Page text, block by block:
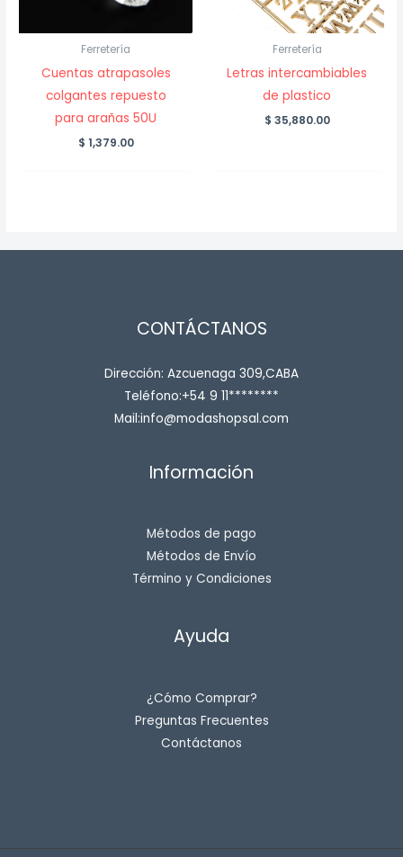
Ferretería
Cuentas atrapasoles
colgantes repuesto
para arañas 50U
$ 1,379.00
Ferretería
Letras intercambiables
de plastico
$ 35,880.00
CONTÁCTANOS
Dirección: Azcuenaga 309,CABA
Teléfono:+54 9 11********
Mail:info@modashopsal.com
Información
Métodos de pago
Métodos de Envío
Término y Condiciones
Ayuda
¿Cómo Comprar?
Preguntas Frecuentes
Contáctanos